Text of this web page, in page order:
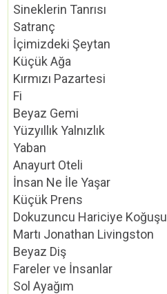
Sineklerin Tanrısı
Satranç
İçimizdeki Şeytan
Küçük Ağa
Kırmızı Pazartesi
Fi
Beyaz Gemi
Yüzyıllık Yalnızlık
Yaban
Anayurt Oteli
İnsan Ne İle Yaşar
Küçük Prens
Dokuzuncu Hariciye Koğuşu
Martı Jonathan Livingston
Beyaz Diş
Fareler ve İnsanlar
Sol Ayağım